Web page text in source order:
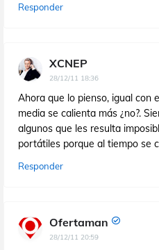
Responder
XCNEP
28/12/11 18:36
Ahora que lo pienso, igual con
media se calienta más ¿no?.
algunos que les resulta
portátiles porque al tiempo se
Responder
Ofertaman
28/12/11 20:59